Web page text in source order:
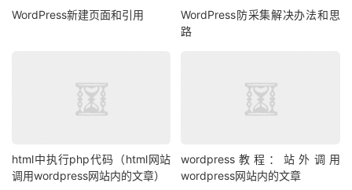
WordPress新建页面和引用
WordPress防采集解决办法和思
路
html中执行php代码（html网站
调用wordpress网站内的文章）
wordpress教程：站外调用
wordpress网站内的文章